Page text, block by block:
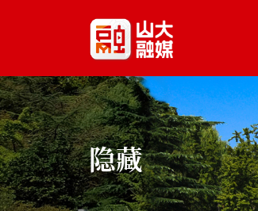
隐藏